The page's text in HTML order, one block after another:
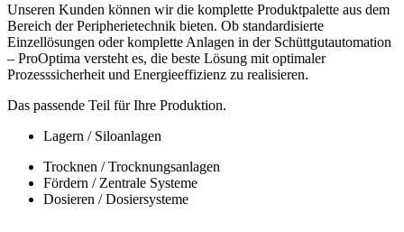
Unseren Kunden können wir die komplette Produktpalette aus dem
Bereich der Peripherietechnik bieten. Ob standardisierte
Einzellösungen oder komplette Anlagen in der Schüttgutautomation
– ProOptima versteht es, die beste Lösung mit optimaler
Prozesssicherheit und Energieeffizienz zu realisieren.
Das passende Teil für Ihre Produktion.
Lagern / Siloanlagen
Trocknen / Trocknungsanlagen
Fördern / Zentrale Systeme
Dosieren / Dosiersysteme